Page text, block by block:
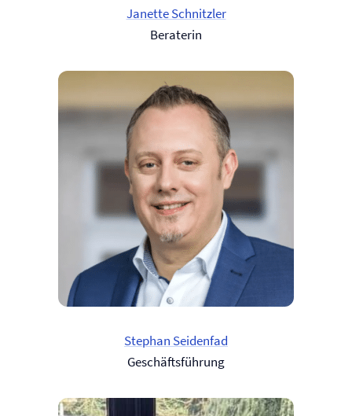
Janette Schnitzler
Beraterin
Stephan Seidenfad
Geschäftsführung